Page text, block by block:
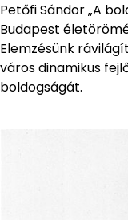
Petőfi Sándor „A
Budapest
Elemzésünk
város dinamikus
boldogságát.